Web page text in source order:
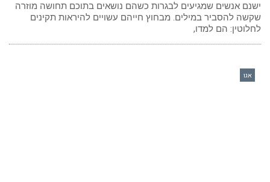
ישנם אנשים שמגיעים לבגרות כשהם נושאים בתוכם תחושה מוזרה
שקשה להסביר במילים. מבחוץ חייהם עשויים להיראות תקינים
לחלוטין: הם למדו,
אגו